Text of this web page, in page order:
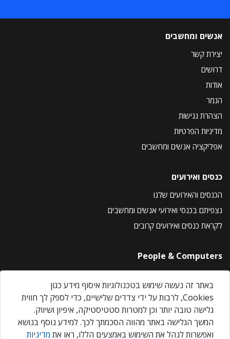
אנשים ומחשבים
יצירת קשר
דרושים
אודות
הנמר
הצהרת נגישות
מדיניות הפרטיות
אפליקציה אנשים ומחשבים
כנסים ואירועים
הכנסים והאירועים שלנו
נצפיתם בכנסי ואירועי אנשים ומחשבים
לקראת כנסים ואירועים קרובים
People & Computers
About Us
Privacy Policy
Contact Us
Our Events
באתר זה נעשה שימוש בטכנולוגיות איסוף מידע כגון
Cookies, לרבות על ידי צדדים שלישיים, כדי לספק לך חווית
גלישה טובה יותר וכן למטרות סטטיסטיקה, איפיון ושיווק.
המשך הגלישה באתר מהווה הסכמתך לכך. למידע נוסף בנושא
ואפשרות לנהל את השימוש באמצעים הללו, ראו את מדיניות